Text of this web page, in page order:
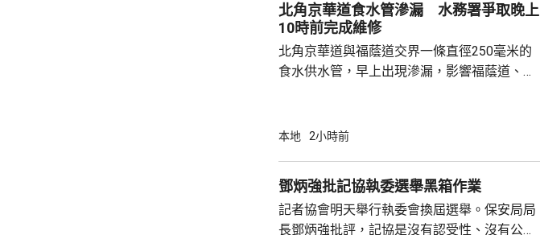
律約束力不足，部份僱主的防中暑措施...
北角京華道食水管滲漏 水務署爭取晚上
10時前完成維修
北角京華道與福蔭道交界一條直徑250毫米的
食水供水管，早上出現滲漏，影響福蔭道、京
外，福蔭道、京華道及宏安道一帶用戶的食水
10時前恢復海峰園的食水供應。 署方派出2架
水車及4個水箱提供臨時食水，並派出「供水
特攻隊」提供樽裝水。 居民：...
本地 2小時前
鄧炳強批記協執委選舉黑箱作業
記者協會明天舉行執委會換屆選舉。保安局局
長鄧炳強批評，記協是沒有認受性、沒有公信